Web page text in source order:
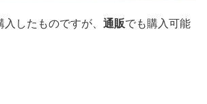
入したものですが、 通販でも購入可能